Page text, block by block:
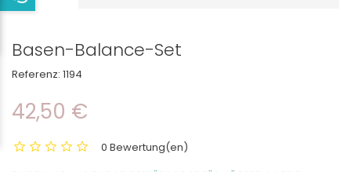
Basen-Balance-Set
Referenz: 1194
42,50 €
0 Bewertung(en)